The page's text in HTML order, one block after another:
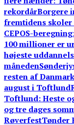
rekordårBorgere
fremtidens
CEPOS-
100 millioner er
højeste
måneden
resten af Danmark
august i Toftlund
Toftlund: Heste
og tre dages
RøverfestTønder